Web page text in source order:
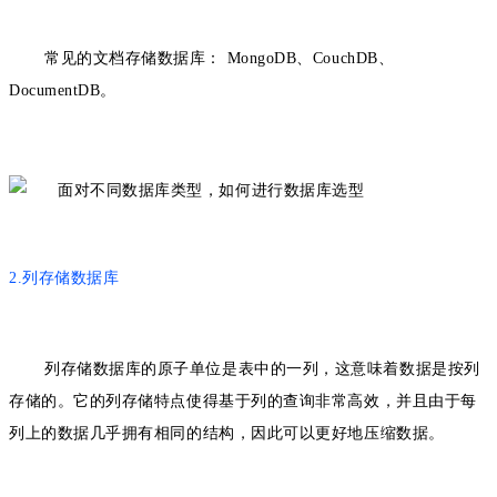
常见的文档存储数据库： MongoDB、CouchDB、
DocumentDB。
2.列存储数据库
列存储数据库的原子单位是表中的一列，这意味着数据是按列
存储的。它的列存储特点使得基于列的查询非常高效，并且由于每
列上的数据几乎拥有相同的结构，因此可以更好地压缩数据。